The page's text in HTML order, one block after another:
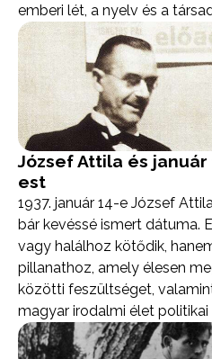
emberi lét, a nyelv és a
József Attila és
est
1937. január 14-e József
bár kevéssé ismert dátuma.
vagy halálhoz kötődik,
pillanathoz, amely élesen
közötti feszültséget,
magyar irodalmi élet